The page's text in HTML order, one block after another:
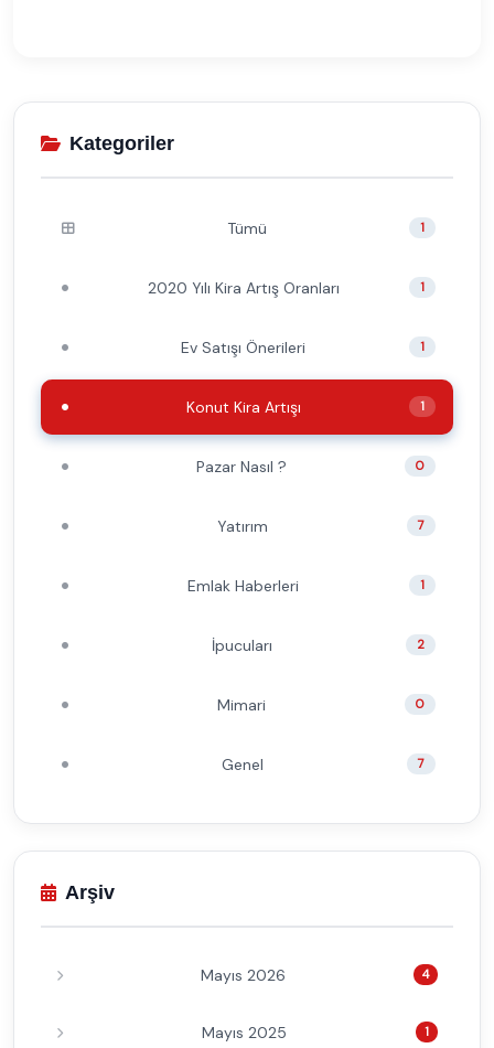
Kategoriler
Tümü 1
2020 Yılı Kira Artış Oranları 1
Ev Satışı Önerileri 1
Konut Kira Artışı 1
Pazar Nasıl ? 0
Yatırım 7
Emlak Haberleri 1
İpucuları 2
Mimari 0
Genel 7
Arşiv
Mayıs 2026 4
Mayıs 2025 1